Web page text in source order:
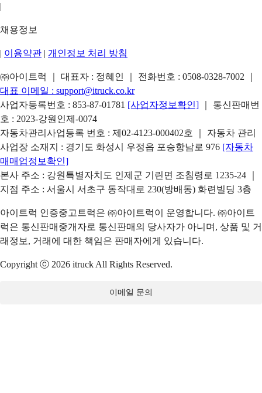
|
채용정보
| 이용약관 | 개인정보 처리 방침
㈜아이트럭 ｜ 대표자 : 정혜인 ｜ 전화번호 : 0508-0328-7002
대표 이메일 : support@itruck.co.kr
사업자등록번호 : 853-87-01781 [사업자정보확인]
｜ 통신판매번
호 : 2023-강원인제-0074
자동차관리사업등록 번호 : 제02-4123-000402호 ｜ 자동차 관리
사업장 소재지 : 경기도 화성시 우정읍 포승항남로 976 [자동차
매매업정보확인]
본사 주소 : 강원특별자치도 인제군 기린면 조침령로 1235-24 ｜
지점 주소 : 서울시 서초구 동작대로 230(방배동) 화련빌딩 3층
아이트럭 인증중고트럭은 ㈜아이트럭이 운영합니다. ㈜아이트
럭은 통신판매중개자로 통신판매의 당사자가 아니며, 상품 및 거
래정보, 거래에 대한 책임은 판매자에게 있습니다.
Copyright ⓒ 2026 itruck All Rights Reserved.
이메일 문의